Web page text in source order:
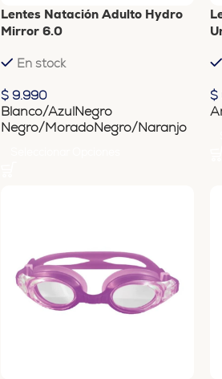
Lentes Natación Adulto Hydro
Mirror 6.0
En stock
$9.990
Blanco/AzulNegro
Negro/MoradoNegro/Naranjo
$